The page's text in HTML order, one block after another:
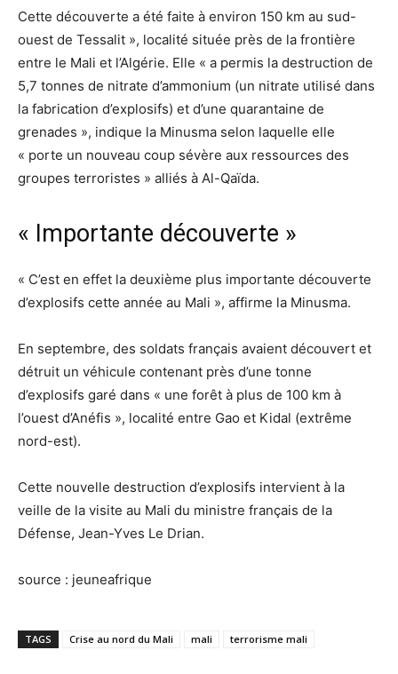
Cette découverte a été faite à environ 150 km au sud-
ouest de Tessalit », localité située près de la frontière
entre le Mali et l’Algérie. Elle « a permis la destruction de
5,7 tonnes de nitrate d’ammonium (un nitrate utilisé dans
la fabrication d’explosifs) et d’une quarantaine de
grenades », indique la Minusma selon laquelle elle
« porte un nouveau coup sévère aux ressources des
groupes terroristes » alliés à Al-Qaïda.
« Importante découverte »
« C’est en effet la deuxième plus importante découverte
d’explosifs cette année au Mali », affirme la Minusma.
En septembre, des soldats français avaient découvert et
détruit un véhicule contenant près d’une tonne
d’explosifs garé dans « une forêt à plus de 100 km à
l’ouest d’Anéfis », localité entre Gao et Kidal (extrême
nord-est).
Cette nouvelle destruction d’explosifs intervient à la
veille de la visite au Mali du ministre français de la
Défense, Jean-Yves Le Drian.
source : jeuneafrique
TAGS Crise au nord du Mali mali terrorisme mali